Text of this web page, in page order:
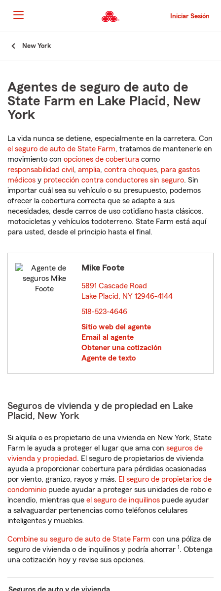
al
contenido
principal
Iniciar Sesión
New York
Agentes de seguro de auto de
State Farm en Lake Placid, New
York
La vida nunca se detiene, especialmente en la carretera. Con
el seguro de auto de State Farm, tratamos de mantenerle en
movimiento con opciones de cobertura como
responsabilidad civil , amplia, contra choques, para gastos
médicos y protección contra conductores sin seguro. Sin
importar cuál sea su vehículo o su presupuesto, podemos
ofrecer la cobertura correcta que se adapte a sus
necesidades, desde carros de uso cotidiano hasta clásicos,
motocicletas y vehículos todoterreno. State Farm está aquí
para usted, desde el principio hasta el final.
Mike Foote
5891 Cascade Road
Lake Placid, NY 12946-4144
518-523-4646
Sitio web del agente
Email al agente
Obtener una cotización
Agente de texto
Seguros de vivienda y de propiedad en Lake
Placid, New York
Si alquila o es propietario de una vivienda en New York, State
Farm le ayuda a proteger el lugar que ama con seguros de
vivienda y propiedad. El seguro de propietarios de vivienda
ayuda a proporcionar cobertura para pérdidas ocasionadas
por viento, granizo, rayos y más. El seguro de propietarios de
condominio puede ayudar a proteger sus unidades de robo e
incendio, mientras que el seguro de inquilinos puede ayudar
a salvaguardar pertenencias como teléfonos celulares
inteligentes y muebles.
Combine su seguro de auto de State Farm con una póliza de
seguro de vivienda o de inquilinos y podría ahorrar 1. Obtenga
una cotización hoy y revise sus opciones.